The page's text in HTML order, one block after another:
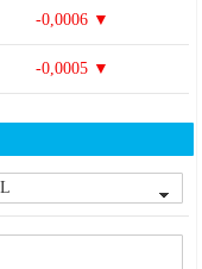
-0,0006 ▼
-0,0005 ▼